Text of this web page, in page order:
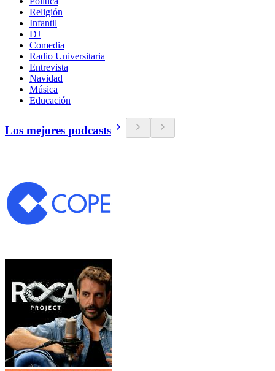
Religión
Infantil
DJ
Comedia
Radio Universitaria
Entrevista
Navidad
Música
Educación
Los mejores podcasts